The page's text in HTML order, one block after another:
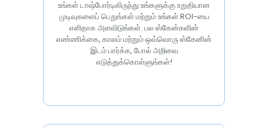
உங்கள் டாஷ்போர்டிலிருந்து உங்களுக்கு உறுதியான
முடிவுகளைப் பெறுங்கள் மற்றும் உங்கள் ROI-யை
எளிதாக அளவிடுங்கள். பல ஸ்கேன்களின்
எண்ணிக்கை, காலம் மற்றும் ஒவ்வொரு ஸ்கேனின்
இடம் பார்க்க, போல் அறிவை
எடுத்துக்கொள்ளுங்கள்!